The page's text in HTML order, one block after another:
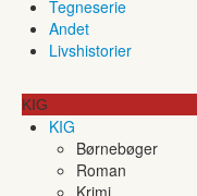
Tegneserie
Andet
Livshistorier
KIG
KIG
Børnebøger
Roman
Krimi